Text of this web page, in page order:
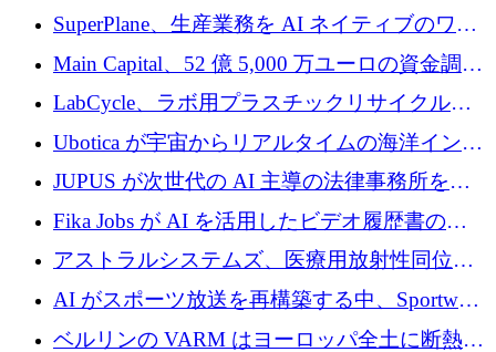
Aldea を買収
SuperPlane、生産業務を AI ネイティブのワー
クフロー層に変えるために 260 万ドルを確保
Main Capital、52 億 5,000 万ユーロの資金調達
でエンタープライズ ソフトウェアの開発を倍
LabCycle、ラボ用プラスチックリサイクルシ
ステムを商業化し、焼却廃棄物を削減するた
めに43万ポンドを確保
Ubotica が宇宙からリアルタイムの海洋インテ
リジェンスを拡張するために 1,100 万ドルを
JUPUS が次世代の AI 主導の法律事務所を強
化するために 1,300 万ユーロを調達
Fika Jobs が AI を活用したビデオ履歴書のた
めに 400 万ドルを調達
アストラルシステムズ、医療用放射性同位元
素の世界的な不足に対処するために2,300万ポ
ンドを調達
AI がスポーツ放送を再構築する中、Sportway
が 2,000 万ユーロを調達
ベルリンの VARM はヨーロッパ全土に断熱材